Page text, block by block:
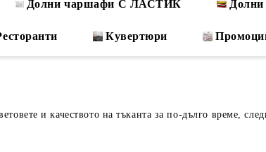
Долни чаршафи С ЛАСТИК Долни
Кувертюри
и качеството на тъканта за по-дълго време,